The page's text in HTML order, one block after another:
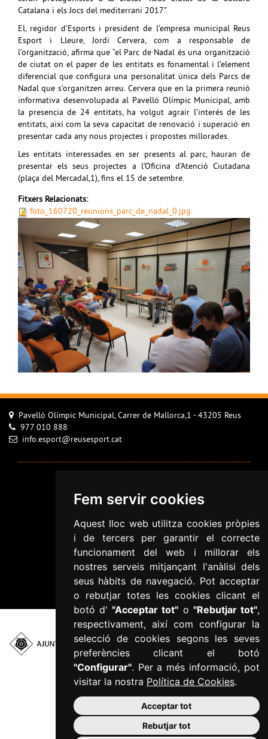
Fem servir cookies
Aquest lloc web utilitza cookies pròpies
i de tercers per garantir el correcte
funcionament del web i millorar els
nostres serveis mitjançant l'anàlisi dels
seus hàbits de navegació. Pot acceptar
o rebutjar totes les cookies clicant el
botó d'"Acceptar tot" o "Rebutjar tot",
respectivament, així com configurar la
selecció de cookies segons les seves
preferències clicant el botó
"Configurar". Per a més informació, pot
visitar la nostra Política de Cookies.
Acceptar tot
Rebutjar tot
Catalana i els Jocs del mediterrani 2017”.
El, regidor d’Esports i president de l’empresa municipal Reus
Esport i Lleure, Jordi Cervera, com a responsable de
l’organització, afirma que “el Parc de Nadal és una organització
de ciutat on el paper de les entitats es fonamental i l’element
diferencial que configura una personalitat única dels Parcs de
Nadal que s’organitzen arreu. Cervera que en la primera reunió
informativa desenvolupada al Pavelló Olímpic Municipal, amb
la presencia de 24 entitats, ha volgut agrair l’interés de les
entitats, així com la seva capacitat de renovació i superació en
presentar cada any nous projectes i propostes millorades.
Les entitats interessades en ser presents al parc, hauran de
presentar els seus projectes a l’Oficina d’Atenció Ciutadana
(plaça del Mercadal,1), fins el 15 de setembre.
Fitxers Relacionats:
foto_160720_reunions_parc_de_nadal_0.jpg
Pavelló Olímpic Municipal, Carrer de Mallorca,1 - 43205 Reus
977 010 888
info.esport@reusesport.cat
Configurar cookies
Política de Cookies
Política de privacitat
Informació addicional RGPD
Accessibilitat
Mapa web
Plaça del Mercadal ·
43201 Reus
977 010 010
ajuntament@reus.cat
reus.cat